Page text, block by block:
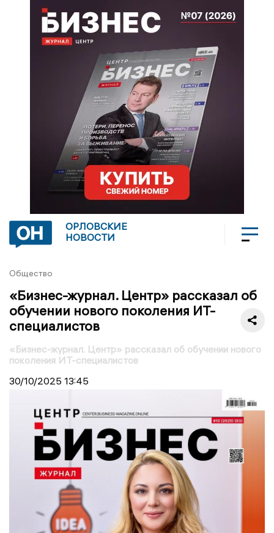
ОРЛОВСКИЕ
НОВОСТИ
Общество
«Бизнес-журнал. Центр» рассказал об
обучении нового поколения ИТ-
специалистов
«Бизнес-журнал. Центр» рассказал об обучении нового
поколения ИТ-специалистов
30/10/2025 13:45